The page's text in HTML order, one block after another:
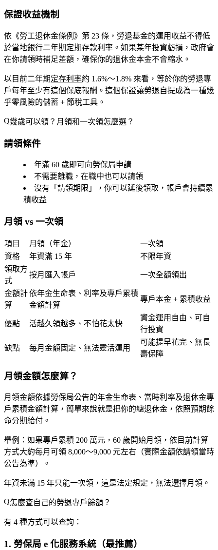
保證收益機制
依《勞工退休金條例》第 23 條，勞退基金的運用收益不得低
於當地銀行二年期定期存款利率 。如果某年投資虧損，政府會
在你請領時補足差額，確保你的退休金本金不會縮水。
以目前二年期定存利率約 1.6%～1.8% 來看，等於你的勞退專
戶每年至少有這個保底報酬。這個保證讓勞退自提成為一種幾
乎零風險的儲蓄 + 節稅工具 。
幾歲可以領？月領和一次領怎麼選？
請領條件
年滿 60 歲即可向勞保局申請
不需要離職，在職中也可以請領
沒有「請領期限」，你可以延後領取，帳戶會持續累
積收益
月領 vs 一次領
項目 月領（年金）
一次領
資格
年資滿 15 年
不限年資
領取方
式
按月匯入帳戶 一次全額領出
金額計
算
依年金生命表、利率及專戶累積
金額計算
專戶本金 + 累積收益
優點 活越久領越多、不怕花太快
資金運用自由、可自
行投資
缺點 每月金額固定、無法靈活運用
可能提早花完、無長
壽保障
月領金額怎麼算？
月領金額依據勞保局公告的年金生命表、當時利率及退休金專
戶累積金額計算，簡單來說就是把你的總退休金，依照預期餘
命分期給付。
舉例：如果專戶累積 200 萬元，60 歲開始月領，依目前計算
方式大約每月可領 8,000～9,000 元左右（實際金額依請領當時
公告為準）。
年資未滿 15 年只能一次領 ，這是法定規定，無法選擇月領。
怎麼查自己的勞退專戶餘額？
有 4 種方式可以查詢：
1. 勞保局 e 化服務系統（最推薦）